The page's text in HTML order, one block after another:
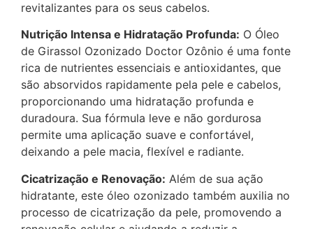
revitalizantes para os seus cabelos.
Nutrição Intensa e Hidratação Profunda: O Óleo
de Girassol Ozonizado Doctor Ozônio é uma fonte
rica de nutrientes essenciais e antioxidantes, que
são absorvidos rapidamente pela pele e cabelos,
proporcionando uma hidratação profunda e
duradoura. Sua fórmula leve e não gordurosa
permite uma aplicação suave e confortável,
deixando a pele macia, flexível e radiante.
Cicatrização e Renovação: Além de sua ação
hidratante, este óleo ozonizado também auxilia no
processo de cicatrização da pele, promovendo a